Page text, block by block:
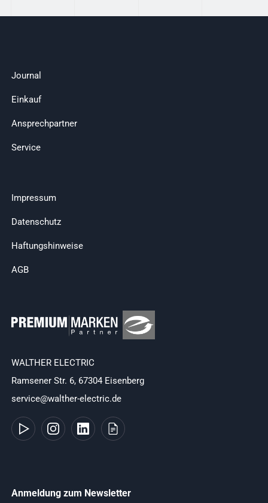
Journal
Einkauf
Ansprechpartner
Service
Impressum
Datenschutz
Haftungshinweise
AGB
WALTHER ELECTRIC
Ramsener Str. 6, 67304 Eisenberg
service@walther-electric.de
Anmeldung zum Newsletter